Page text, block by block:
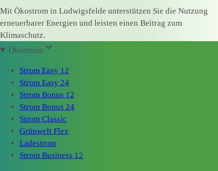
Mit Ökostrom in Ludwigsfelde unterstützen Sie die Nutzung
erneuerbarer Energien und leisten einen Beitrag zum
Klimaschutz.
Ökostrom
Strom Easy 12
Strom Easy 24
Strom Bonus 12
Strom Bonus 24
Strom Classic
Grünwelt Flex
Ladestrom
Strom Business 12